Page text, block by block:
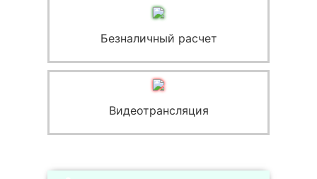
Безналичный расчет
Видеотрансляция